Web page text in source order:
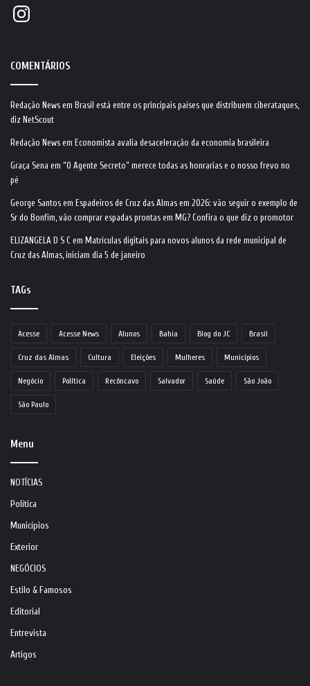
Instagram
COMENTÁRIOS
Redação News em Brasil está entre os principais países que distribuem ciberataques,
diz NetScout
Redação News em Economista avalia desaceleração da economia brasileira
Graça Sena em “O Agente Secreto” merece todas as honrarias e o nosso frevo no
pé
George Santos em Espadeiros de Cruz das Almas em 2026: vão seguir o exemplo de
Sr do Bonfim, vão comprar espadas prontas em MG? Confira o que diz o promotor
ELIZANGELA D S C em Matrículas digitais para novos alunos da rede municipal de
Cruz das Almas, iniciam dia 5 de janeiro
TAGs
Acesse Acesse News Alunos Bahia Blog do JC Brasil
Cruz das Almas Cultura Eleições Mulheres Municípios
Negócio Política Recôncavo Salvador Saúde São João
São Paulo
Menu
NOTÍCIAS
Política
Municípios
Exterior
NEGÓCIOS
Estilo & Famosos
Editorial
Entrevista
Artigos